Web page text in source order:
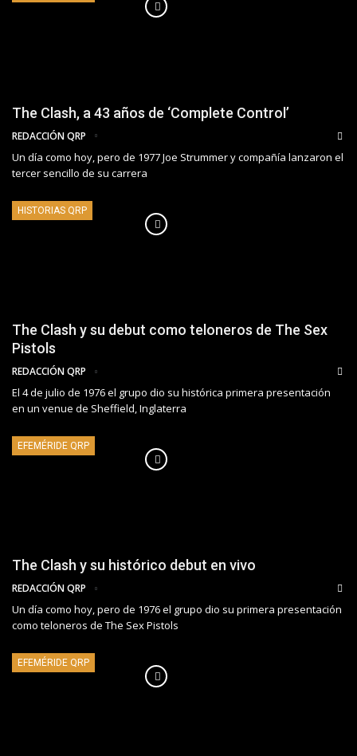
The Clash, a 43 años de ‘Complete Control’
REDACCIÓN QRP
Un día como hoy, pero de 1977 Joe Strummer y compañía lanzaron el
tercer sencillo de su carrera
HISTORIAS QRP
The Clash y su debut como teloneros de The Sex
Pistols
REDACCIÓN QRP
El 4 de julio de 1976 el grupo dio su histórica primera presentación
en un venue de Sheffield, Inglaterra
EFEMÉRIDE QRP
The Clash y su histórico debut en vivo
REDACCIÓN QRP
Un día como hoy, pero de 1976 el grupo dio su primera presentación
como teloneros de The Sex Pistols
EFEMÉRIDE QRP